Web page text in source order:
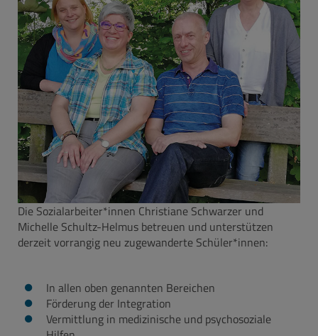
Die Sozialarbeiter*innen Christiane Schwarzer und
Michelle Schultz-Helmus betreuen und unterstützen
derzeit vorrangig neu zugewanderte Schüler*innen:
In allen oben genannten Bereichen
Förderung der Integration
Vermittlung in medizinische und psychosoziale